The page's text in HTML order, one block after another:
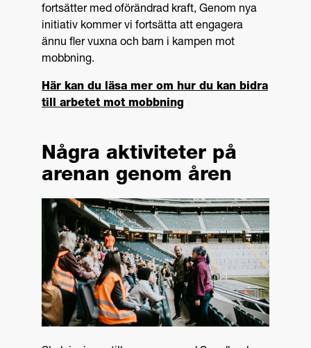
fortsätter med oförändrad kraft, Genom nya
initiativ kommer vi fortsätta att engagera
ännu fler vuxna och barn i kampen mot
mobbning.
Här kan du läsa mer om hur du kan bidra
till arbetet mot mobbning
Några aktiviteter på
arenan genom åren